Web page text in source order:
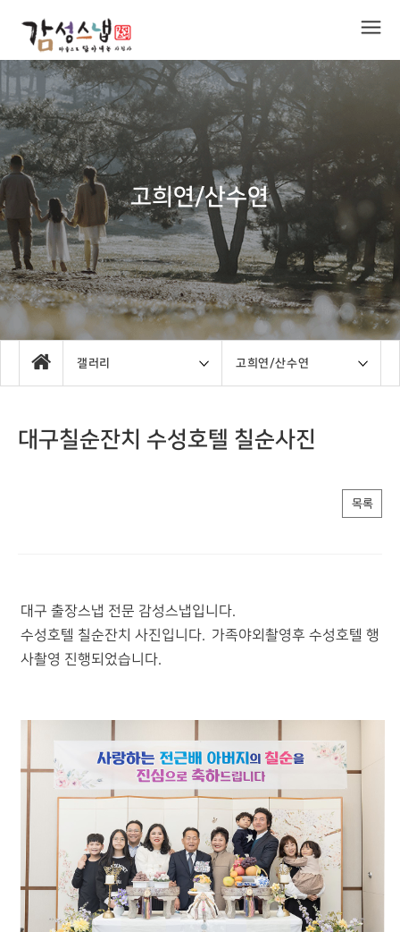
고희연/산수연
갤러리 고희연/산수연
대구칠순잔치 수성호텔 칠순사진
목록
대구 출장스냅 전문 감성스냅입니다.
수성호텔 칠순잔치 사진입니다. 가족야외촬영후 수성호텔 행
사촬영 진행되었습니다.